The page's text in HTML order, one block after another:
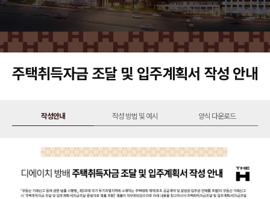
주택취득자금 조달 및 입주계획서 작성 안내
작성안내 작성 방법 및 예시 양식 다운로드